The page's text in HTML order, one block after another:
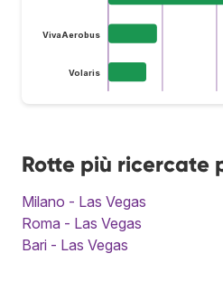
VivaAerobus
Volaris
Rotte più ricercate
Milano - Las Vegas
Roma - Las Vegas
Bari - Las Vegas